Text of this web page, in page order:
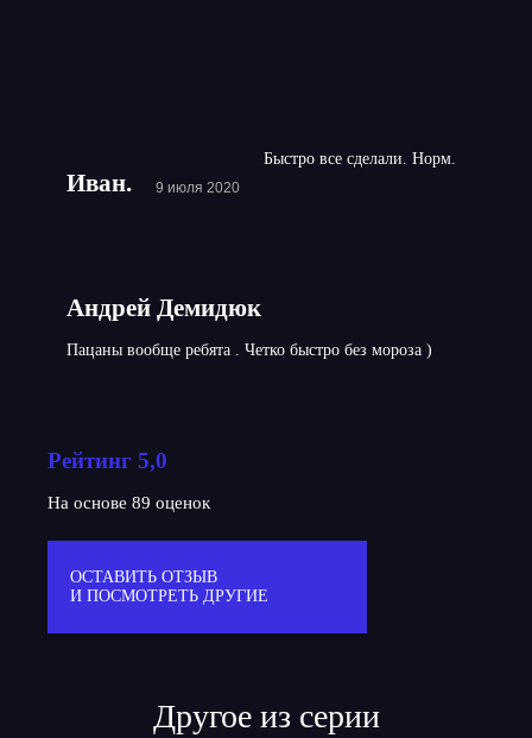
Иван. 9 июля 2020
Быстро все сделали. Норм.
Андрей Демидюк
Пацаны вообще ребята . Четко быстро без мороза )
Рейтинг 5,0
На основе 89 оценок
ОСТАВИТЬ ОТЗЫВ
И ПОСМОТРЕТЬ ДРУГИЕ
Другое из серии